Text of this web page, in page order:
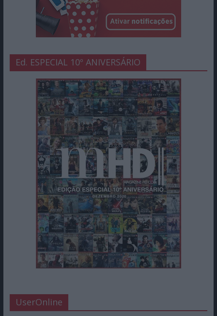
Ed. ESPECIAL 10º ANIVERSÁRIO
UserOnline